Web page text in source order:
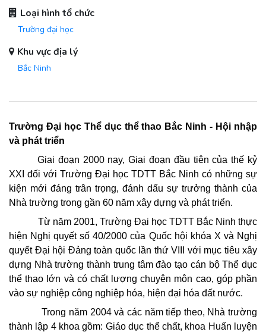
Loại hình tổ chức
Trường đại học
Khu vực địa lý
Bắc Ninh
Trường Đại học Thể dục thể thao Bắc Ninh - Hội nhập
và phát triển
Giai đoạn 2000 nay, Giai đoạn đầu tiên của thế kỷ
XXI đối với Trường Đại học TDTT Bắc Ninh có những sự
kiện mới đáng trân trọng, đánh dấu sự trưởng thành của
Nhà trường trong gần 60 năm xây dựng và phát triển.
Từ năm 2001, Trường Đại học TDTT Bắc Ninh thực
hiện Nghị quyết số 40/2000 của Quốc hội khóa X và Nghị
quyết Đại hội Đảng toàn quốc lần thứ VIII với mục tiêu xây
dựng Nhà trường thành trung tâm đào tạo cán bộ Thể dục
thể thao lớn và có chất lượng chuyên môn cao, góp phần
vào sự nghiệp công nghiệp hóa, hiện đại hóa đất nước.
Trong năm 2004 và các năm tiếp theo, Nhà trường
thành lập 4 khoa gồm: Giáo dục thể chất, khoa Huấn luyện